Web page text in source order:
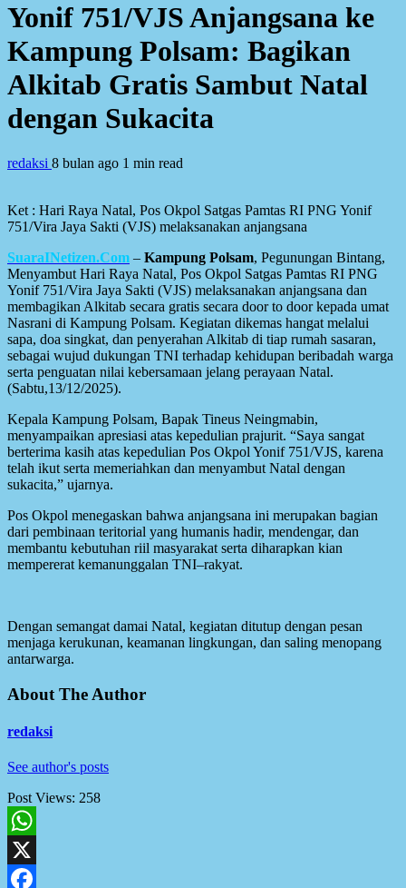
Yonif 751/VJS Anjangsana ke
Kampung Polsam: Bagikan
Alkitab Gratis Sambut Natal
dengan Sukacita
redaksi 8 bulan ago 1 min read
Ket : Hari Raya Natal, Pos Okpol Satgas Pamtas RI PNG Yonif
751/Vira Jaya Sakti (VJS) melaksanakan anjangsana
SuaraINetizen.Com – Kampung Polsam, Pegunungan Bintang,
Menyambut Hari Raya Natal, Pos Okpol Satgas Pamtas RI PNG
Yonif 751/Vira Jaya Sakti (VJS) melaksanakan anjangsana dan
membagikan Alkitab secara gratis secara door to door kepada umat
Nasrani di Kampung Polsam. Kegiatan dikemas hangat melalui
sapa, doa singkat, dan penyerahan Alkitab di tiap rumah sasaran,
sebagai wujud dukungan TNI terhadap kehidupan beribadah warga
serta penguatan nilai kebersamaan jelang perayaan Natal.
(Sabtu,13/12/2025).
Kepala Kampung Polsam, Bapak Tineus Neingmabin,
menyampaikan apresiasi atas kepedulian prajurit. “Saya sangat
berterima kasih atas kepedulian Pos Okpol Yonif 751/VJS, karena
telah ikut serta memeriahkan dan menyambut Natal dengan
sukacita,” ujarnya.
Pos Okpol menegaskan bahwa anjangsana ini merupakan bagian
dari pembinaan teritorial yang humanis hadir, mendengar, dan
membantu kebutuhan riil masyarakat serta diharapkan kian
mempererat kemanunggalan TNI–rakyat.
Dengan semangat damai Natal, kegiatan ditutup dengan pesan
menjaga kerukunan, keamanan lingkungan, dan saling menopang
antarwarga.
About The Author
redaksi
See author's posts
Post Views: 258
WhatsApp
X